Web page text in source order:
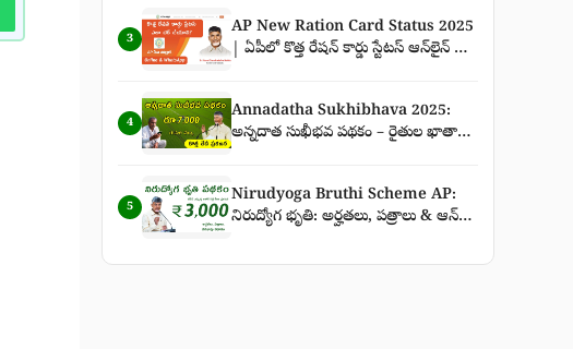
3
AP New Ration Card Status 2025
| ఏపీలో కొత్త రేషన్ కార్డు స్టేటస్ ఆన్‌లైన్ &
4
Annadatha Sukhibhava 2025:
అన్నదాత సుఖీభవ పథకం – రైతుల ఖాతాల్లో
5
Nirudyoga Bruthi Scheme AP:
నిరుద్యోగ భృతి: అర్హతలు, పత్రాలు & ఆన్‌లైన్
తాజా వార్తలు